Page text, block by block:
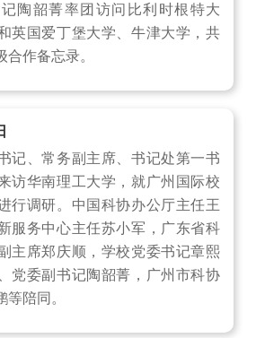
陶韶菁率团访问比利时根特大
英国爱丁堡大学、牛津大学，共
作备忘录。
记、常务副主席、书记处第一书
访华南理工大学，就广州国际校
行调研。中国科协办公厅主任王
服务中心主任苏小军，广东省科
主席郑庆顺，学校党委书记章熙
党委副书记陶韶菁，广州市科协
陪同。